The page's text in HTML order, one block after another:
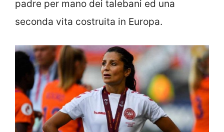
padre per mano dei talebani ed una
seconda vita costruita in Europa.